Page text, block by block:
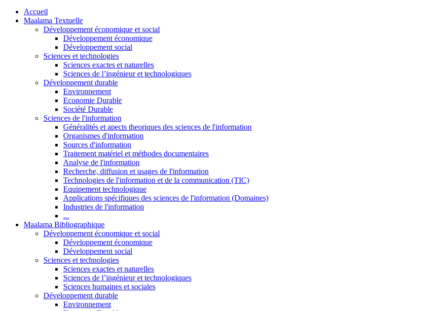
Accueil
Maalama Textuelle
Développement économique et social
Développement économique
Développement social
Sciences et technologies
Sciences exactes et naturelles
Sciences de l’ingénieur et technologiques
Développement durable
Environnement
Economie Durable
Société Durable
Sciences de l'information
Généralités et apects theoriques des sciences de l'information
Organismes d'information
Sources d'information
Traitement matériel et méthodes documentaires
Analyse de l'information
Recherche, diffusion et usages de l'information
Technologies de l'information et de la communication (TIC)
Equipement technologique
Applications spécifiques des sciences de l'information (Domaines)
Industries de l'information
...
Maalama Bibliographique
Développement économique et social
Développement économique
Développement social
Sciences et technologies
Sciences exactes et naturelles
Sciences de l’ingénieur et technologiques
Sciences humaines et sociales
Développement durable
Environnement